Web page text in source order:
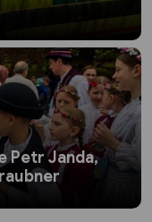
Petr Janda,